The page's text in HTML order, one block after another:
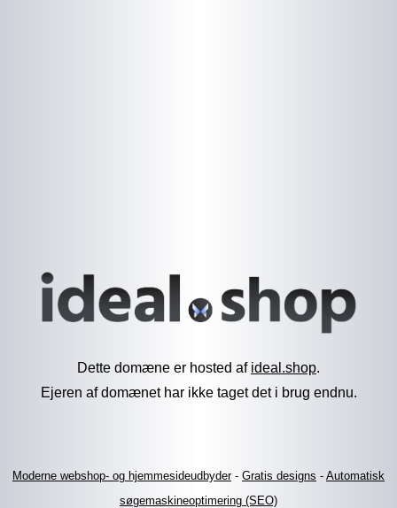
Dette domæne er hosted af ideal.shop.
Ejeren af domænet har ikke taget det i brug endnu.
Moderne webshop- og hjemmesideudbyder- Gratis designs - Automatisk
søgemaskineoptimering (SEO)